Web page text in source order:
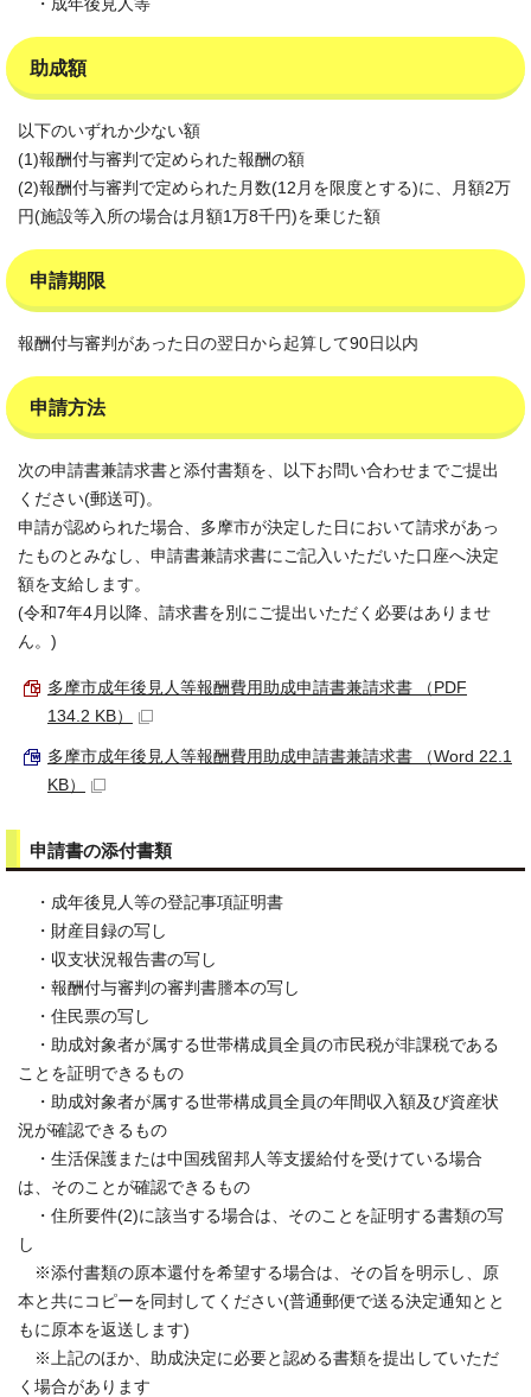
・成年後見人等
助成額
以下のいずれか少ない額
(1)報酬付与審判で定められた報酬の額
(2)報酬付与審判で定められた月数(12月を限度とする)に、月額2万
円(施設等入所の場合は月額1万8千円)を乗じた額
申請期限
報酬付与審判があった日の翌日から起算して90日以内
申請方法
次の申請書兼請求書と添付書類を、以下お問い合わせまでご提出
ください(郵送可)。
申請が認められた場合、多摩市が決定した日において請求があっ
たものとみなし、申請書兼請求書にご記入いただいた口座へ決定
額を支給します。
(令和7年4月以降、請求書を別にご提出いただく必要はありませ
ん。)
多摩市成年後見人等報酬費用助成申請書兼請求書 （PDF
134.2 KB）
多摩市成年後見人等報酬費用助成申請書兼請求書 （Word 22.1
KB）
申請書の添付書類
・成年後見人等の登記事項証明書
・財産目録の写し
・収支状況報告書の写し
・報酬付与審判の審判書謄本の写し
・住民票の写し
・助成対象者が属する世帯構成員全員の市民税が非課税である
ことを証明できるもの
・助成対象者が属する世帯構成員全員の年間収入額及び資産状
況が確認できるもの
・生活保護または中国残留邦人等支援給付を受けている場合
は、そのことが確認できるもの
・住所要件(2)に該当する場合は、そのことを証明する書類の写
し
※添付書類の原本還付を希望する場合は、その旨を明示し、原
本と共にコピーを同封してください(普通郵便で送る決定通知とと
もに原本を返送します)
※上記のほか、助成決定に必要と認める書類を提出していただ
く場合があります